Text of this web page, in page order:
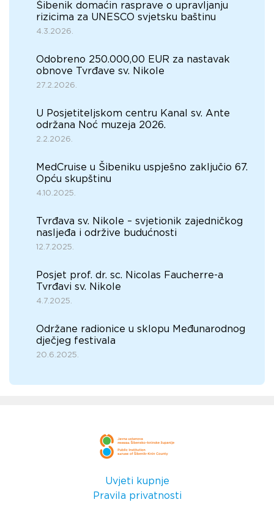
Šibenik domaćin rasprave o upravljanju
rizicima za UNESCO svjetsku baštinu
4.3.2026.
Odobreno 250.000,00 EUR za nastavak
obnove Tvrđave sv. Nikole
27.2.2026.
U Posjetiteljskom centru Kanal sv. Ante
održana Noć muzeja 2026.
2.2.2026.
MedCruise u Šibeniku uspješno zaključio 67.
Opću skupštinu
4.10.2025.
Tvrđava sv. Nikole – svjetionik zajedničkog
nasljeđa i održive budućnosti
12.7.2025.
Posjet prof. dr. sc. Nicolas Faucherre-a
Tvrđavi sv. Nikole
4.7.2025.
Održane radionice u sklopu Međunarodnog
dječjeg festivala
20.6.2025.
Uvjeti kupnje
Pravila privatnosti